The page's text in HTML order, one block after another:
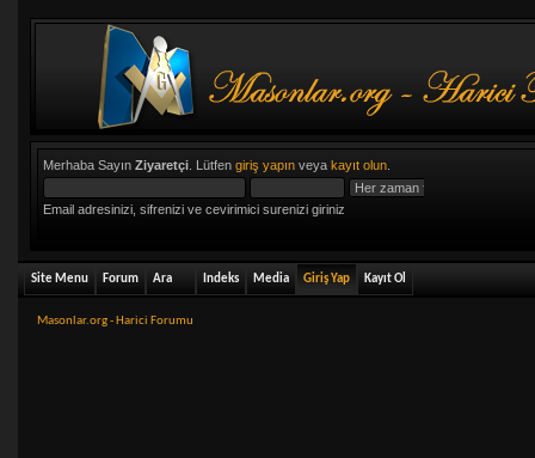
Merhaba Sayın Ziyaretçi. Lütfen giriş yapınveya kayıt olun.
Email adresinizi, sifrenizi ve cevirimici surenizi giriniz
Site Menu Forum Ara Indeks Media Giriş Yap Kayıt Ol
Masonlar.org - Harici Forumu